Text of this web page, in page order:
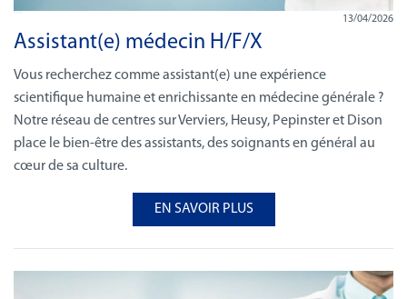
13/04/2026
Assistant(e) médecin H/F/X
Vous recherchez comme assistant(e) une expérience
scientifique humaine et enrichissante en médecine générale ?
Notre réseau de centres sur Verviers, Heusy, Pepinster et Dison
place le bien-être des assistants, des soignants en général au
cœur de sa culture.
EN SAVOIR PLUS